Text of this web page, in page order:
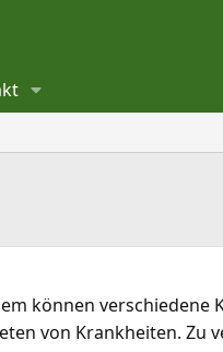
können
von Krankheiten. Zu